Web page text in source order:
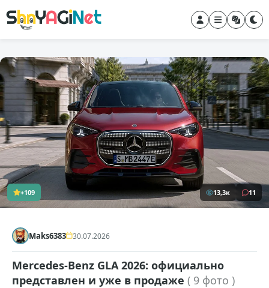
+109 13,3к 11
Maks6383 30.07.2026
Mercedes-Benz GLA 2026: официально
представлен и уже в продаже ( 9 фото )